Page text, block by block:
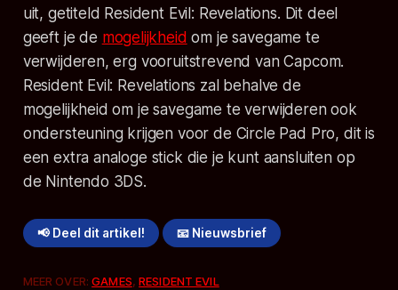
uit, getiteld Resident Evil: Revelations. Dit deel
geeft je de mogelijkheid om je savegame te
verwijderen, erg vooruitstrevend van Capcom.
Resident Evil: Revelations zal behalve de
mogelijkheid om je savegame te verwijderen ook
ondersteuning krijgen voor de Circle Pad Pro, dit is
een extra analoge stick die je kunt aansluiten op
de Nintendo 3DS.
📢 Deel dit artikel! 📧 Nieuwsbrief
MEER OVER:GAMES,RESIDENT EVIL